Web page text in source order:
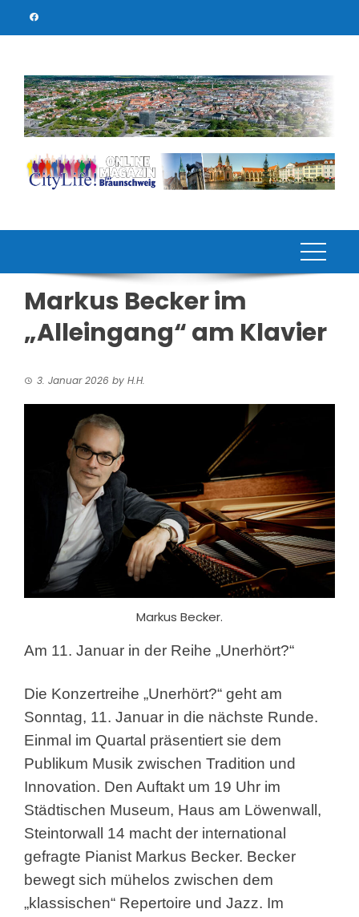
Markus Becker im
„Alleingang“ am Klavier
3. Januar 2026 by H.H.
Markus Becker.
Am 11. Januar in der Reihe „Unerhört?“
Die Konzertreihe „Unerhört?“ geht am
Sonntag, 11. Januar in die nächste Runde.
Einmal im Quartal präsentiert sie dem
Publikum Musik zwischen Tradition und
Innovation. Den Auftakt um 19 Uhr im
Städtischen Museum, Haus am Löwenwall,
Steintorwall 14 macht der international
gefragte Pianist Markus Becker. Becker
bewegt sich mühelos zwischen dem
„klassischen“ Repertoire und Jazz. Im